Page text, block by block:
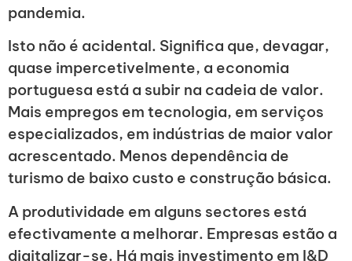
pandemia.
Isto não é acidental. Significa que, devagar,
quase impercetivelmente, a economia
portuguesa está a subir na cadeia de valor.
Mais empregos em tecnologia, em serviços
especializados, em indústrias de maior valor
acrescentado. Menos dependência de
turismo de baixo custo e construção básica.
A produtividade em alguns sectores está
efectivamente a melhorar. Empresas estão a
digitalizar-se. Há mais investimento em I&D